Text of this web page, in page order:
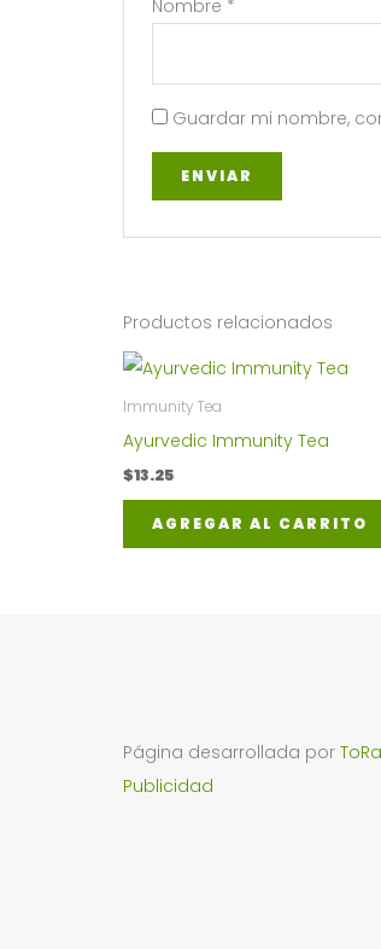
Nombre *
Guardar mi nombre,
Productos relacionados
Immunity Tea
Ayurvedic Immunity Tea
$13.25
AGREGAR AL CARRITO
Página desarrollada por ToRa
Publicidad